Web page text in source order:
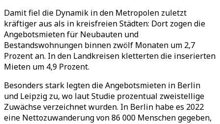
Damit fiel die Dynamik in den Metropolen zuletzt
kräftiger aus als in kreisfreien Städten: Dort zogen die
Angebotsmieten für Neubauten und
Bestandswohnungen binnen zwölf Monaten um 2,7
Prozent an. In den Landkreisen kletterten die inserierten
Mieten um 4,9 Prozent.
Besonders stark legten die Angebotsmieten in Berlin
und Leipzig zu, wo laut Studie prozentual zweistellige
Zuwächse verzeichnet wurden. In Berlin habe es 2022
eine Nettozuwanderung von 86 000 Menschen gegeben,